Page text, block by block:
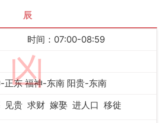
辰
凶
时间：07:00-08:59
正东 福神-东南 阳贵-东南
见贵 求财 嫁娶 进人口 移徙